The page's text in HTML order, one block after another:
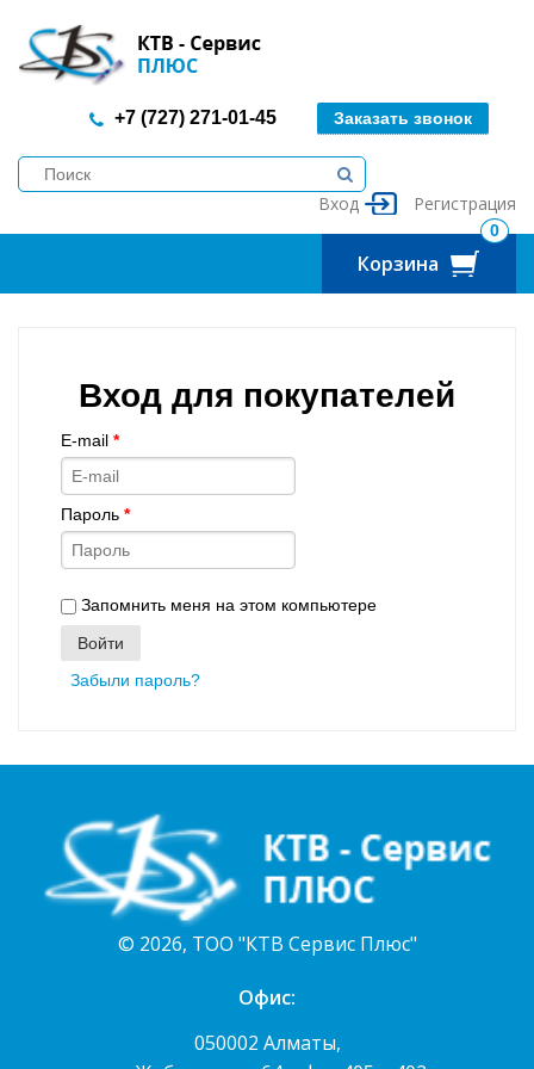
+7 (727) 271-01-45 Заказать звонок
Вход Регистрация
Корзина
0
Вход для покупателей
E-mail *
Пароль *
Запомнить меня на этом компьютере
Войти
Забыли пароль?
© 2026, ТОО "КТВ Сервис Плюс"
Офис:
050002 Алматы,